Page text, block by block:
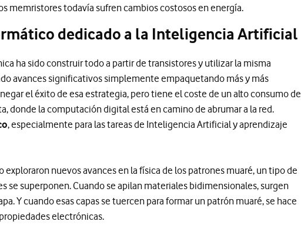
memristores todavía sufren cambios costosos en energía.
dedicado a la Inteligencia Artificial
ha sido construir todo a partir de transistores y utilizar la misma
avances significativos simplemente empaquetando más y más
el éxito de esa estrategia, pero tiene el coste de un alto consumo de
donde la computación digital está en camino de abrumar a la red.
, especialmente para las tareas de Inteligencia Artificial y aprendizaje
exploraron nuevos avances en la física de los patrones muaré, un tipo de
se superponen. Cuando se apilan materiales bidimensionales, surgen
Y cuando esas capas se tuercen para formar un patrón muaré, se hace
electrónicas.